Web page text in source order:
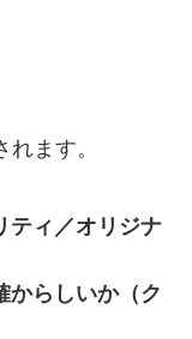
ます。
ティ／オリジナ
からしいか（ク